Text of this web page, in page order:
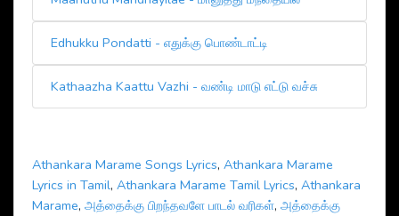
Edhukku Pondatti - எதுக்கு பொண்டாட்டி
Kathaazha Kaattu Vazhi - வண்டி மாடு எட்டு வச்சு
Athankara Marame Songs Lyrics, Athankara Marame
Lyrics in Tamil, Athankara Marame Tamil Lyrics, Athankara
Marame, அத்தைக்கு பிறந்தவளே பாடல் வரிகள், அத்தைக்கு